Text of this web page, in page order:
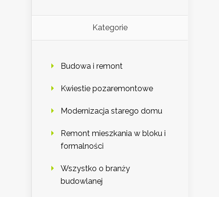
Kategorie
Budowa i remont
Kwiestie pozaremontowe
Modernizacja starego domu
Remont mieszkania w bloku i
formalności
Wszystko o branży
budowlanej